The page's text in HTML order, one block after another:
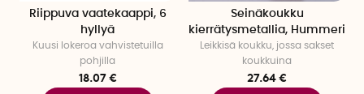
Riippuva vaatekaappi, 6
hyllyä
Kuusi lokeroa vahvistetuilla
pohjilla
18.07 €
Seinäkoukku
kierrätysmetallia, Hummeri
Leikkisä koukku, jossa sakset
koukkuina
27.64 €